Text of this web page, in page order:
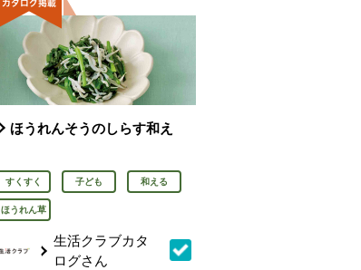
ほうれんそうのしらす和え
すくすく 子ども 和える
ほうれん草
生活クラブカタ
ログさん